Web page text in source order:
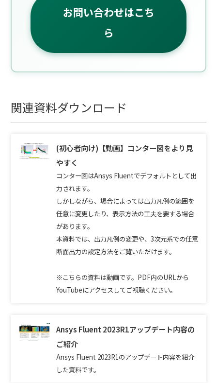
お問い合わせはこち
ら
関連資料ダウンロード
(初心者向け)【動画】コンター図をより見
やすく
コンター図はAnsys Fluentでデフォルトとして出
力されます。
しかしながら、場合によっては出力凡例の範囲を
任意に変更したり、表示方法の工夫を要する場合
があります。
本資料では、出力凡例の変更や、3次元系での任意
断面出力の設定方法をご覧いただけます。
※こちらの資料は動画です。PDF内のURLから
YouTubeにアクセスしてご視聴ください。
Ansys Fluent 2023R1アップデート内容の
ご紹介
Ansys Fluent 2023R1のアップデート内容を紹介
した資料です。